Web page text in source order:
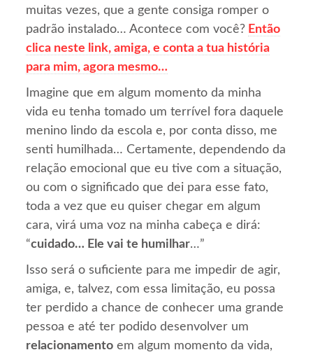
muitas vezes, que a gente consiga romper o
padrão instalado… Acontece com você? Então
clica neste link, amiga, e conta a tua história
para mim, agora mesmo…
Imagine que em algum momento da minha
vida eu tenha tomado um terrível fora daquele
menino lindo da escola e, por conta disso, me
senti humilhada… Certamente, dependendo da
relação emocional que eu tive com a situação,
ou com o significado que dei para esse fato,
toda a vez que eu quiser chegar em algum
cara, virá uma voz na minha cabeça e dirá:
“cuidado… Ele vai te humilhar…”
Isso será o suficiente para me impedir de agir,
amiga, e, talvez, com essa limitação, eu possa
ter perdido a chance de conhecer uma grande
pessoa e até ter podido desenvolver um
relacionamento em algum momento da vida,